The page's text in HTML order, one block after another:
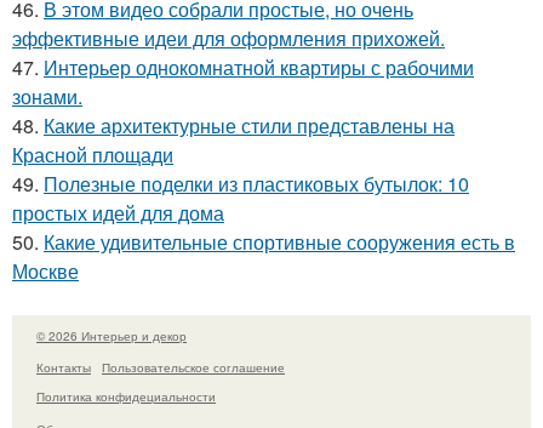
46. В этом видео собрали простые, но очень
эффективные идеи для оформления прихожей.
47. Интерьер однокомнатной квартиры с рабочими
зонами.
48. Какие архитектурные стили представлены на
Красной площади
49. Полезные поделки из пластиковых бутылок: 10
простых идей для дома
50. Какие удивительные спортивные сооружения есть в
Москве
© 2026 Интерьер и декор
Контакты
Пользовательское соглашение
Политика конфидециальности